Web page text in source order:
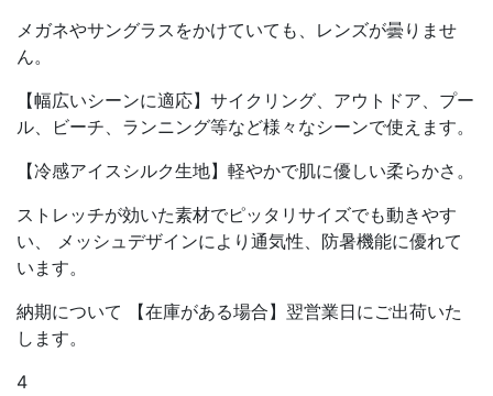
メガネやサングラスをかけていても、レンズが曇りませ
ん。
【幅広いシーンに適応】サイクリング、アウトドア、プー
ル、ビーチ、ランニング等など様々なシーンで使えます。
【冷感アイスシルク生地】軽やかで肌に優しい柔らかさ。
ストレッチが効いた素材でピッタリサイズでも動きやす
い、 メッシュデザインにより通気性、防暑機能に優れて
います。
納期について 【在庫がある場合】翌営業日にご出荷いた
します。
4